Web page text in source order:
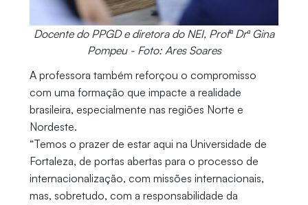
Docente do PPGD e diretora do NEI, Profª Drª Gina
Pompeu - Foto: Ares Soares
A professora também reforçou o compromisso
com uma formação que impacte a realidade
brasileira, especialmente nas regiões Norte e
Nordeste.
“Temos o prazer de estar aqui na Universidade de
Fortaleza, de portas abertas para o processo de
internacionalização, com missões internacionais,
mas, sobretudo, com a responsabilidade da